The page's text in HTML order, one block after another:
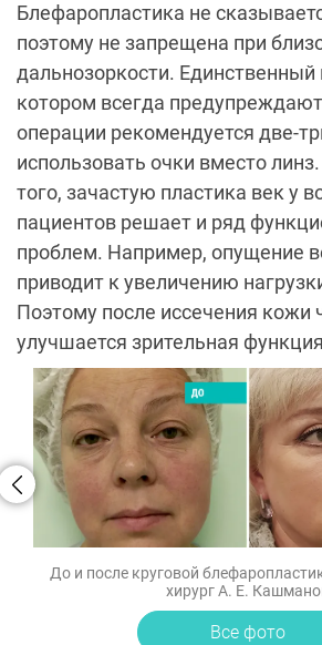
Блефаропластика не
поэтому не запрещена при
дальнозоркости.
котором всегда
операции рекомендуется две-
использовать очки вместо
того, зачастую пластика век у
пациентов решает и ряд
проблем. Например, опущение
приводит к увеличению
Поэтому после иссечения кожи
улучшается зрительная
До и после круговой
хирург А. Е.
Все фото